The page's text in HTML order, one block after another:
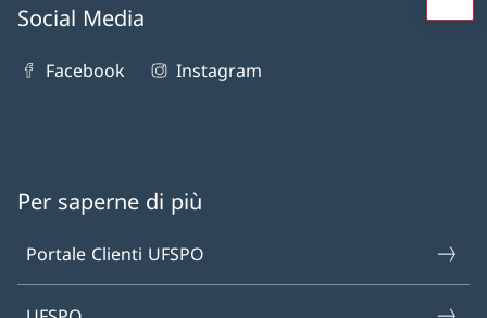
Social Media
Facebook Instagram
Per saperne di più
Portale Clienti UFSPO